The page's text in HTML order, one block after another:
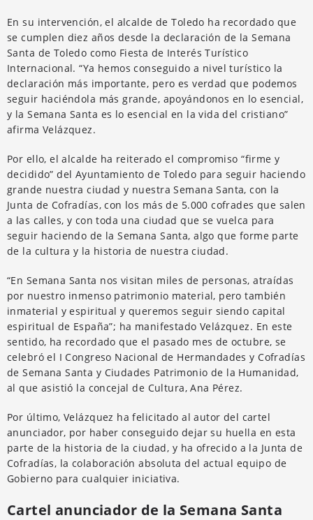
En su intervención, el alcalde de Toledo ha recordado que
se cumplen diez años desde la declaración de la Semana
Santa de Toledo como Fiesta de Interés Turístico
Internacional. “Ya hemos conseguido a nivel turístico la
declaración más importante, pero es verdad que podemos
seguir haciéndola más grande, apoyándonos en lo esencial,
y la Semana Santa es lo esencial en la vida del cristiano”
afirma Velázquez.
Por ello, el alcalde ha reiterado el compromiso “firme y
decidido” del Ayuntamiento de Toledo para seguir haciendo
grande nuestra ciudad y nuestra Semana Santa, con la
Junta de Cofradías, con los más de 5.000 cofrades que salen
a las calles, y con toda una ciudad que se vuelca para
seguir haciendo de la Semana Santa, algo que forme parte
de la cultura y la historia de nuestra ciudad.
“En Semana Santa nos visitan miles de personas, atraídas
por nuestro inmenso patrimonio material, pero también
inmaterial y espiritual y queremos seguir siendo capital
espiritual de España”; ha manifestado Velázquez. En este
sentido, ha recordado que el pasado mes de octubre, se
celebró el I Congreso Nacional de Hermandades y Cofradías
de Semana Santa y Ciudades Patrimonio de la Humanidad,
al que asistió la concejal de Cultura, Ana Pérez.
Por último, Velázquez ha felicitado al autor del cartel
anunciador, por haber conseguido dejar su huella en esta
parte de la historia de la ciudad, y ha ofrecido a la Junta de
Cofradías, la colaboración absoluta del actual equipo de
Gobierno para cualquier iniciativa.
Cartel anunciador de la Semana Santa